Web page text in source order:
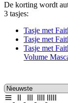
De korting wordt
3 tasjes:
Tasje met
Tasje met
Tasje met
Volume